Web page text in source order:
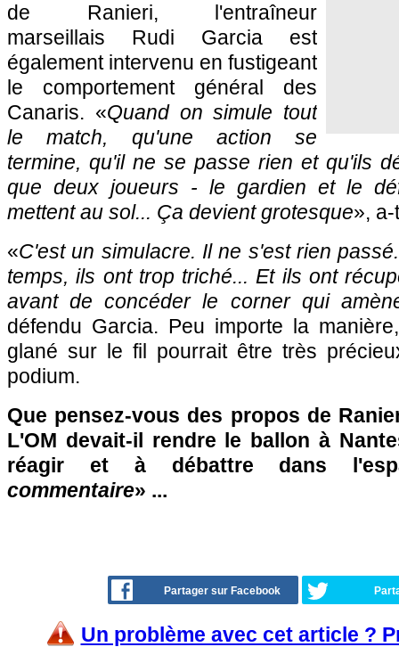
de Ranieri, l'entraîneur
marseillais Rudi Garcia est
également intervenu en fustigeant
le comportement général des
Canaris. «Quand on simule tout
le match, qu'une action se
termine, qu'il ne se passe rien et qu'ils
que deux joueurs - le gardien et le
mettent au sol... Ça devient grotesque»,
«C'est un simulacre. Il ne s'est rien
temps, ils ont trop triché... Et ils ont
avant de concéder le corner qui
défendu Garcia. Peu importe la
glané sur le fil pourrait être très
podium.
Que pensez-vous des propos de
L'OM devait-il rendre le ballon à
réagir et à débattre dans
commentaire» ...
Partager sur Facebook
Un problème avec cet article ?